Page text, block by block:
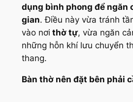
dụng bình phong để ngăn
gian. Điều này vừa tránh
vào nơi thờ tự, vừa ngăn
những hỗn khí lưu chuyển
thang.
Bàn thờ nên đặt bên phải